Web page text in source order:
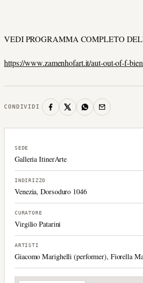
VEDI PROGRAMMA COMPLETO
https://www.zamenhofart.it/aut-out-of-f-
CONDIVIDI
SEDE
Galleria ItinerArte
INDIRIZZO
Venezia, Dorsoduro 1046
CURATORE
Virgilio Patarini
ARTISTI
Giacomo Marighelli (performer), Fiorella